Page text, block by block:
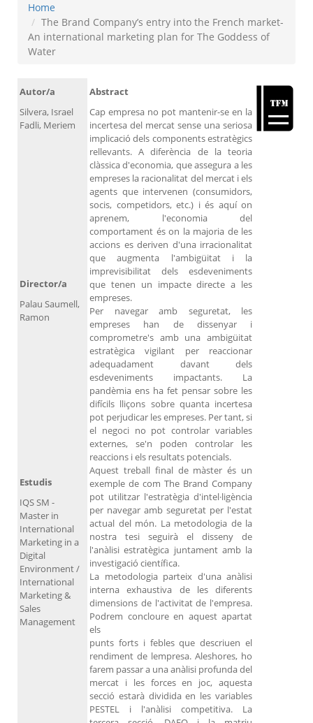
Home
The Brand Company’s entry into the French market-
An international marketing plan for The Goddess of
Water
Autor/a
Silvera, Israel
Fadli, Meriem
Abstract
Cap empresa no pot mantenir-se en la
incertesa del mercat sense una seriosa
implicació dels components estratègics
rellevants. A diferència de la teoria
clàssica d'economia, que assegura a les
empreses la racionalitat del mercat i els
agents que intervenen (consumidors,
socis, competidors, etc.) i és aquí on
aprenem, l'economia del
comportament és on la majoria de les
accions es deriven d'una irracionalitat
que augmenta l'ambigüitat i la
imprevisibilitat dels esdeveniments
que tenen un impacte directe a les
empreses.
Per navegar amb seguretat, les
empreses han de dissenyar i
comprometre's amb una ambigüitat
estratègica vigilant per reaccionar
adequadament davant dels
esdeveniments impactants. La
pandèmia ens ha fet pensar sobre les
difícils lliçons sobre quanta incertesa
pot perjudicar les empreses. Per tant, si
el negoci no pot controlar variables
externes, se'n poden controlar les
reaccions i els resultats potencials.
Aquest treball final de màster és un
exemple de com The Brand Company
pot utilitzar l'estratègia d'intel·ligència
per navegar amb seguretat per l'estat
actual del món. La metodologia de la
nostra tesi seguirà el disseny de
l'anàlisi estratègica juntament amb la
investigació científica.
La metodologia parteix d'una anàlisi
interna exhaustiva de les diferents
dimensions de l'activitat de l'empresa.
Podrem concloure en aquest apartat
els
punts forts i febles que descriuen el
rendiment de lempresa. Aleshores, ho
farem passar a una anàlisi profunda del
mercat i les forces en joc, aquesta
secció estarà dividida en les variables
PESTEL i l'anàlisi competitiva. La
Director/a
Palau Saumell,
Ramon
Estudis
IQS SM -
Master in
International
Marketing in a
Digital
Environment /
International
Marketing &
Sales
Management